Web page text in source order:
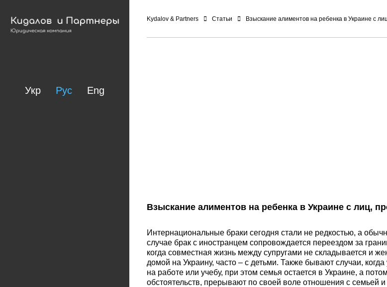
Укр Рус Eng
Kydalov & Partners Статьи Взыскание алиментов на ребенка в Украине с
Взыскание алиментов на ребенка в Украине с лиц,
Интернациональные браки сегодня стали не редкостью, а
случае брак с иностранцем сопровождается переездом за
когда совместная жизнь между супругами не складывается и
домой на Украину, часто – с детьми. Также бывают случаи,
на работe или учебу, при этом семья остается в Украине, а
обстоятельств, прерывают по своей воле отношения с семьей